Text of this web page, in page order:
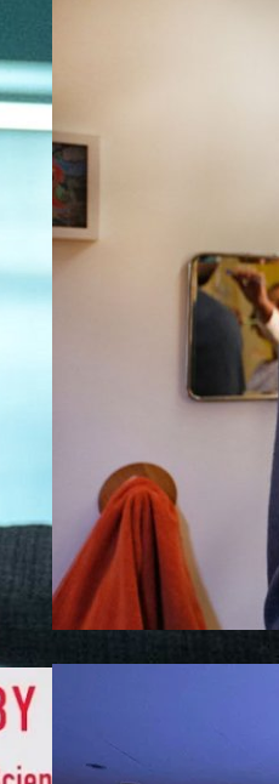
Two is a Family: หนั
จากอดีตจนถึงปัจจุบัน สิ่งหนึ่
คือหนังที่พูดถึงความสัมพันธ์ของ
เรื่อยๆ จนสุดทาง ผ่านกลิ่นซิกา
ณัฐพันธ์ ส่งวิรุฬห์
Read More
หัวเว่ยเดินหน้าปฏิวัติ
เกมเร่งเครื่อง AI เพื่อ